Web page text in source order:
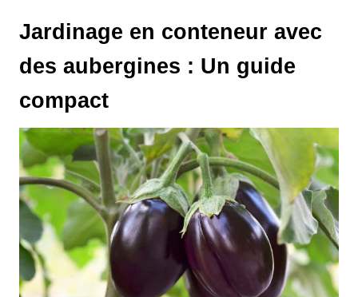
Jardinage en conteneur avec
des aubergines : Un guide
compact